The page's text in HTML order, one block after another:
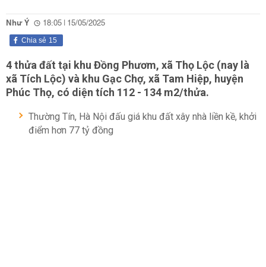
Như Ý 18:05 | 15/05/2025
15
Chia sẻ
4 thửa đất tại khu Đồng Phươm, xã Thọ Lộc (nay là
xã Tích Lộc) và khu Gạc Chợ, xã Tam Hiệp, huyện
Phúc Thọ, có diện tích 112 - 134 m2/thửa.
Thường Tín, Hà Nội đấu giá khu đất xây nhà liền kề, khởi
điểm hơn 77 tỷ đồng